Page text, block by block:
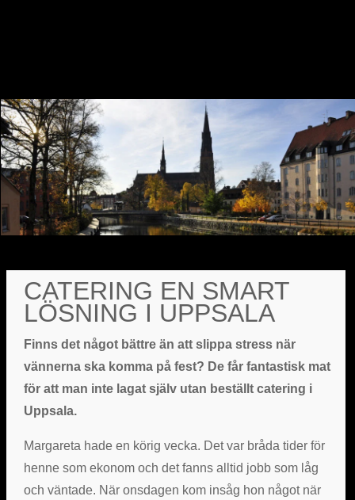
CATERING EN SMART
LÖSNING I UPPSALA
Finns det något bättre än att slippa stress när
vännerna ska komma på fest? De får fantastisk mat
för att man inte lagat själv utan beställt catering i
Uppsala.
Margareta hade en körig vecka. Det var bråda tider för
henne som ekonom och det fanns alltid jobb som låg
och väntade. När onsdagen kom insåg hon något när